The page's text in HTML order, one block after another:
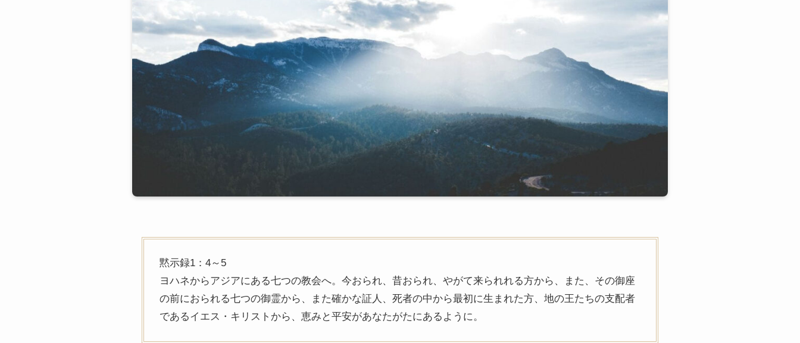
黙示録1：4～5
ヨハネからアジアにある七つの教会へ。今おられ、昔おられ、やがて来られれる方から、また、その御座
の前におられる七つの御霊から、また確かな証人、死者の中から最初に生まれた方、地の王たちの支配者
であるイエス・キリストから、恵みと平安があなたがたにあるように。